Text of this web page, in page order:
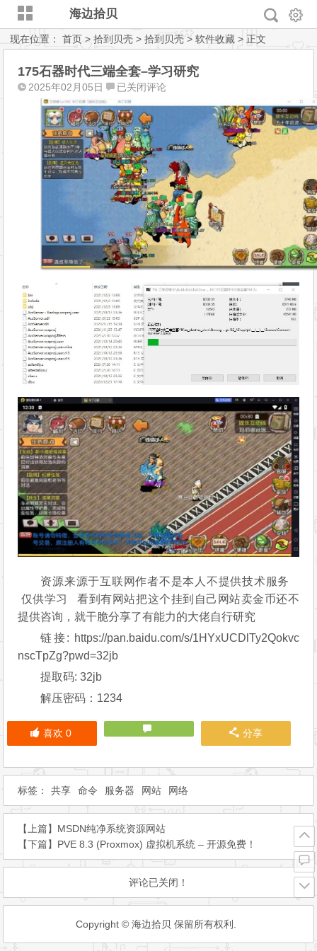
海边拾贝
现在位置：首页 >拾到贝壳 >拾到贝壳 >软件收藏 > 正文
175石器时代三端全套–学习研究
2025年02月05日
175
石
器
时
代
三
端
全
学
习
研
已关闭评论
资源来源于互联网作者不是本人不提供技术服务
仅供学习 看到有网站把这个挂到自己网站卖金币还不
提供咨询，就干脆分享了有能力的大佬自行研究
链接: https://pan.baidu.com/s/1HYxUCDlTy2Qokvc
nscTpZg?pwd=32jb
提取码: 32jb
解压密码：1234
喜欢 0 分享
标签： 共享 命令 服务器 网站 网络
【上篇】 MSDN纯净系统资源网站
【下篇】 PVE 8.3 (Proxmox) 虚拟机系统 – 开源免费！
评论已关闭！
Copyright © 海边拾贝 保留所有权利.